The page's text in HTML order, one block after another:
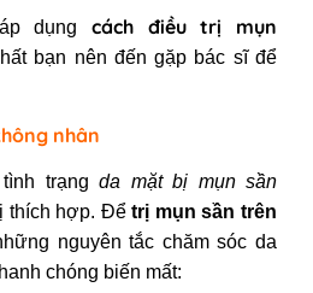
dụng cách điều trị mụn
bạn nên đến gặp bác sĩ để
nhân
tình trạngda mặt bị mụn sần
thích hợp. Đểtrị mụn sần trên
nguyên tắc chăm sóc da
chóng biến mất: